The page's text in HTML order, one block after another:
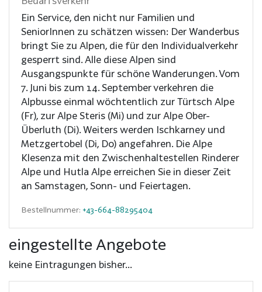
Ein Service, den nicht nur Familien und
SeniorInnen zu schätzen wissen: Der Wanderbus
bringt Sie zu Alpen, die für den Individualverkehr
gesperrt sind. Alle diese Alpen sind
Ausgangspunkte für schöne Wanderungen. Vom
7. Juni bis zum 14. September verkehren die
Alpbusse einmal wöchtentlich zur Türtsch Alpe
(Fr), zur Alpe Steris (Mi) und zur Alpe Ober-
Überluth (Di). Weiters werden Ischkarney und
Metzgertobel (Di, Do) angefahren. Die Alpe
Klesenza mit den Zwischenhaltestellen Rinderer
Alpe und Hutla Alpe erreichen Sie in dieser Zeit
an Samstagen, Sonn- und Feiertagen.
Bestellnummer: +43-664-88295404
eingestellte Angebote
keine Eintragungen bisher...